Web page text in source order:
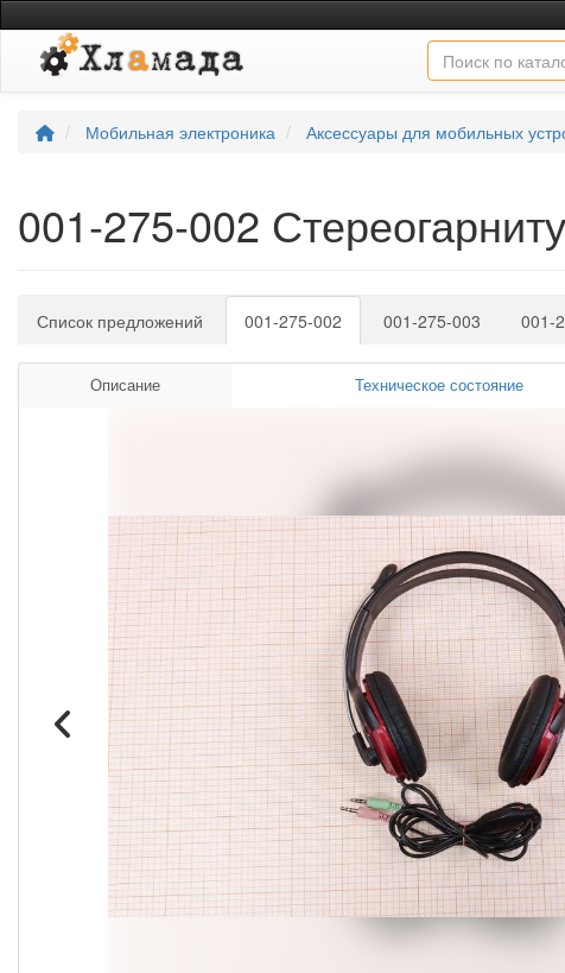
Мобильная электроника Аксессуары для мобильных
001-275-002
Список предложений 001-275-002 001-275-003 001-
Описание Техническое состояние